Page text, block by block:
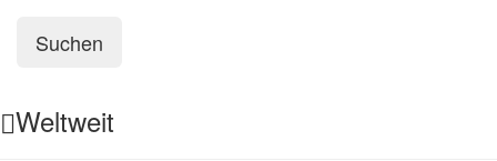
Suchen
Weltweit